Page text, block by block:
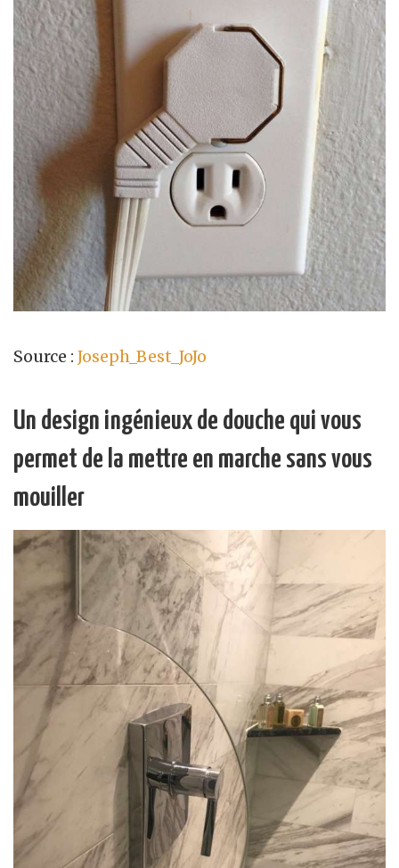
Source : Joseph_Best_JoJo
Un design ingénieux de douche qui vous
permet de la mettre en marche sans vous
mouiller